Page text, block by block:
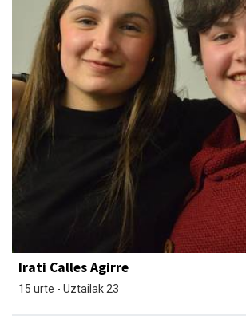
Irati Calles Agirre
15 urte - Uztailak 23